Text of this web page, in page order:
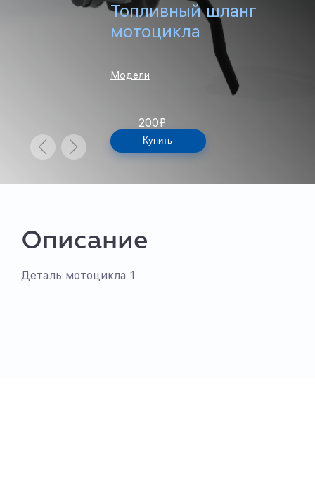
Топливный шланг
мотоцикла
Модели
200₽
Купить
Описание
Деталь мотоцикла 1